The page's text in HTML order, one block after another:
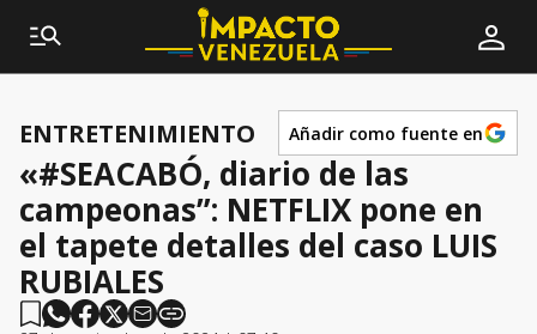
ENTRETENIMIENTO Añadir como fuente en
«#SEACABÓ, diario de las
campeonas”: NETFLIX pone en
el tapete detalles del caso LUIS
RUBIALES